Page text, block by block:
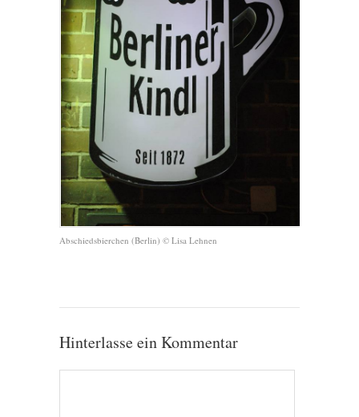
Abschiedsbierchen (Berlin) © Lisa Lehnen
Hinterlasse ein Kommentar